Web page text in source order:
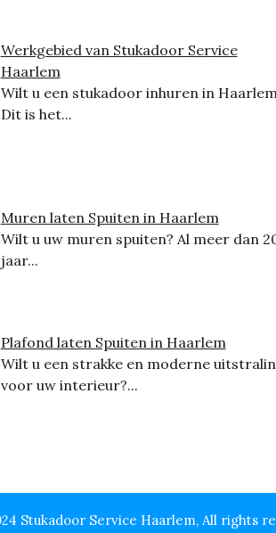
Werkgebied van Stukadoor Service
Haarlem
Wilt u een stukadoor inhuren in
Dit is het...
Muren laten Spuiten in Haarlem
Wilt u uw muren spuiten? Al meer dan
jaar...
Plafond laten Spuiten in Haarlem
Wilt u een strakke en moderne
voor uw interieur?...
Stukadoor Service Haarlem, All rights